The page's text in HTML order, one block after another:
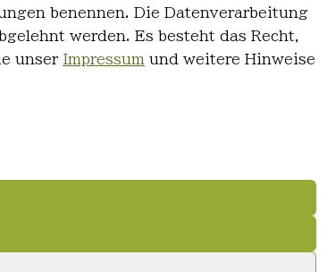
benennen. Die Datenverarbeitung
werden. Es besteht das Recht,
unser Impressum und weitere Hinweise